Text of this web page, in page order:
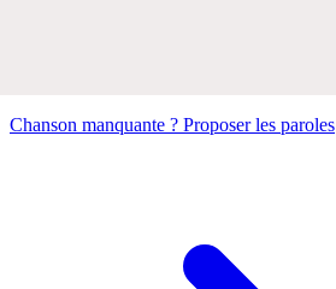
Chanson manquante ? Proposer les paroles